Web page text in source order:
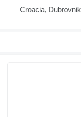
Croacia, Dubrovnik